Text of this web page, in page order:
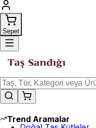
Sepet
Trend Aramalar